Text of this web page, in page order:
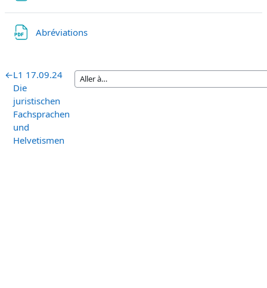
Abréviations
←L1 17.09.24
Die
juristischen
Fachsprachen
und
Helvetismen